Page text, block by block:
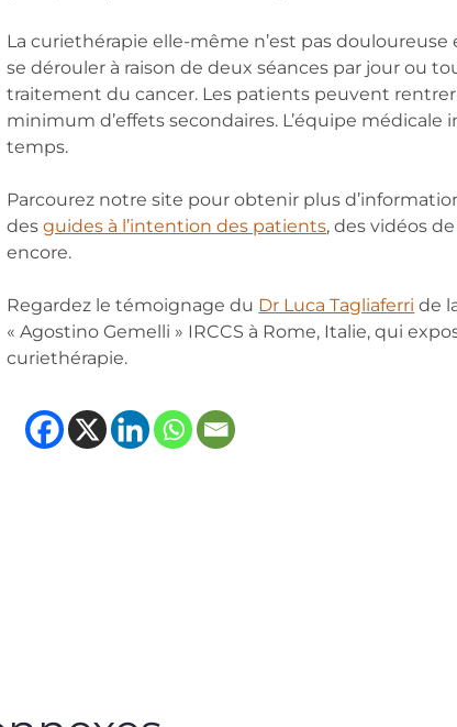
La curiethérapie elle-même n’est pas
se dérouler à raison de deux séances par jour ou
traitement du cancer. Les patients peuvent
minimum d’effets secondaires. L’équipe
temps.
Parcourez notre site pour obtenir plus
desguides à l’intention des patients, des vidéos
encore.
Regardez le témoignage du Dr Luca Tagliaferri de
« Agostino Gemelli » IRCCS à Rome, Italie, qui
curiethérapie.
(opens in new tab)
(opens in new tab)
(opens in new tab)
(opens in new